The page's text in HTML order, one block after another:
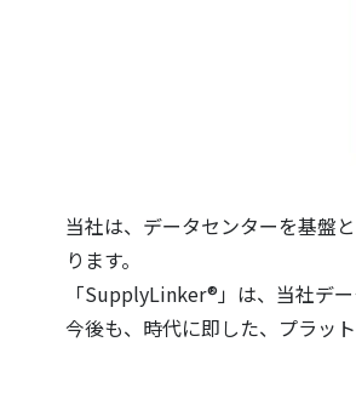
当社は、データセンターを基盤
ります。
「SupplyLinker®」は、当社デ
今後も、時代に即した、プラッ